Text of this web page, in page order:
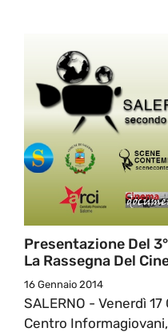
Presentazione Del
La Rassegna Del
16 Gennaio 2014
SALERNO - Venerdì
Centro